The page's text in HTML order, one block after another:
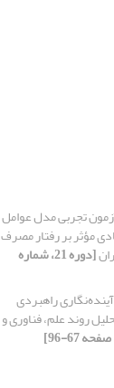
تجربی مدل عوامل
مؤثر بر رفتار مصرف
[دوره 21، شماره
راهبردی
روند علم، فناوری و